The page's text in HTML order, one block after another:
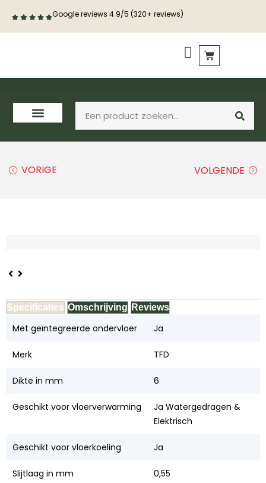
Google reviews 4.9/5 (320+ reviews)
VORIGE VOLGENDE
Specificaties Omschrijving Reviews
Met geïntegreerde ondervloer Ja
Merk TFD
Dikte in mm 6
Geschikt voor vloerverwarming
Ja Watergedragen &
Elektrisch
Geschikt voor vloerkoeling Ja
Slijtlaag in mm 0,55